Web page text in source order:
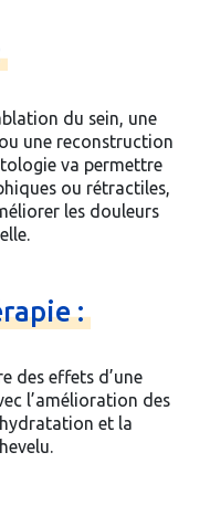
du sein, une
une reconstruction
va permettre
ou rétractiles,
les douleurs
:
des effets d’une
l’amélioration des
et la